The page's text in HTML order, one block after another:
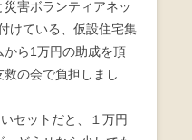
害ボランティアネッ
けている、仮設住宅集
ら1万円の助成を頂
の会で負担しまし
セットだと、１万円